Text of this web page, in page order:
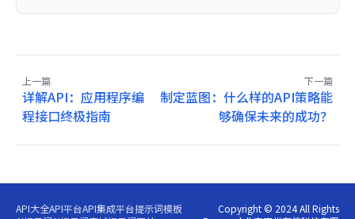
上一篇
详解API：应用程序编
程接口终极指南
下一篇
制定蓝图：什么样的API策略能
够确保未来的成功？
API大全API平台API集成平台提示词模板
Copyright © 2024 All Rights